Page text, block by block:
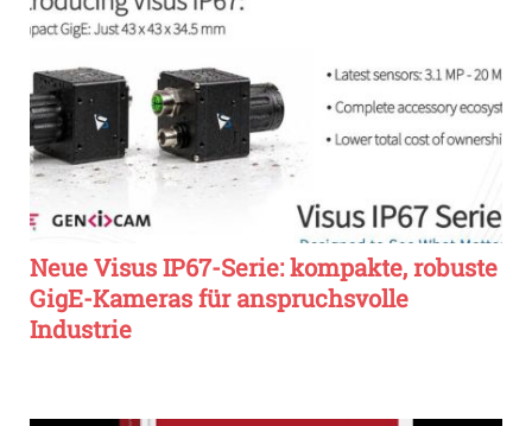
Neue Visus IP67-Serie: kompakte, robuste
GigE-Kameras für anspruchsvolle
Industrie